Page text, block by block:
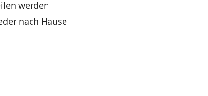
werden
nach Hause